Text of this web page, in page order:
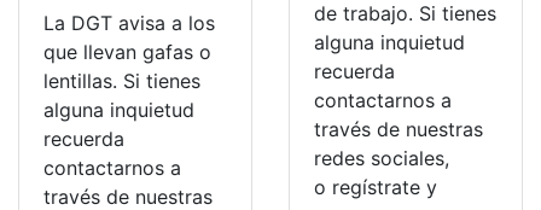
La DGT avisa a los
que llevan gafas o
lentillas. Si tienes
alguna inquietud
recuerda
contactarnos a
través de nuestras
de trabajo. Si tienes
alguna inquietud
recuerda
contactarnos a
través de nuestras
redes sociales,
o regístrate y